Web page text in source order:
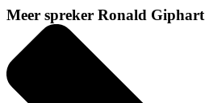
Meer spreker Ronald Giphart